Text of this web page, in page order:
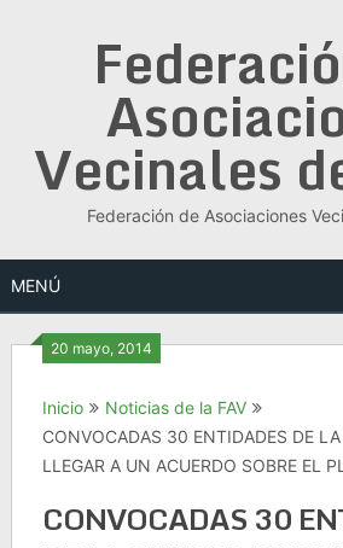
Vecinales
Federación de Asociaciones
MENÚ
20 mayo, 2014
Inicio
Noticias de la FAV
CONVOCADAS 30 ENTIDADES DE
LLEGAR A UN ACUERDO SOBRE EL
CONVOCADAS 30